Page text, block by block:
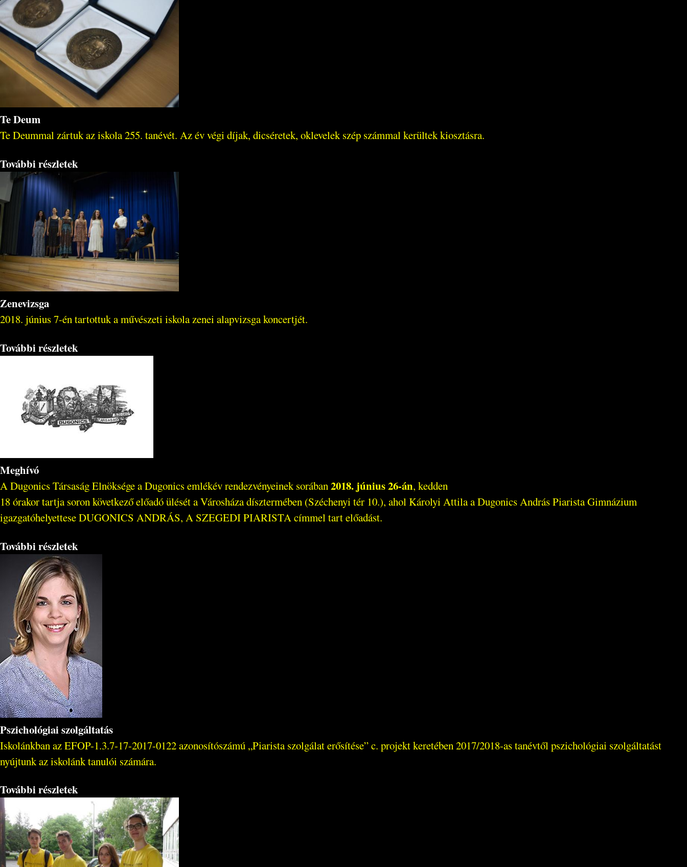
Te Deum
Te Deummal zártuk az iskola 255. tanévét. Az év végi díjak, dicséretek, oklevelek szép számmal kerültek kiosztásra.
További részletek
Zenevizsga
2018. június 7-én tartottuk a művészeti iskola zenei alapvizsga koncertjét.
További részletek
Meghívó
A Dugonics Társaság Elnöksége a Dugonics emlékév rendezvényeinek sorában 2018. június 26-án, kedden
18 órakor tartja soron következő előadó ülését a Városháza dísztermében (Széchenyi tér 10.), ahol Károlyi Attila a Dugonics András Piarista Gimnázium
igazgatóhelyettese DUGONICS ANDRÁS, A SZEGEDI PIARISTA címmel tart előadást.
További részletek
Pszichológiai szolgáltatás
Iskolánkban az EFOP-1.3.7-17-2017-0122 azonosítószámú „Piarista szolgálat erősítése” c. projekt keretében 2017/2018-as tanévtől pszichológiai szolgáltatást
nyújtunk az iskolánk tanulói számára.
További részletek